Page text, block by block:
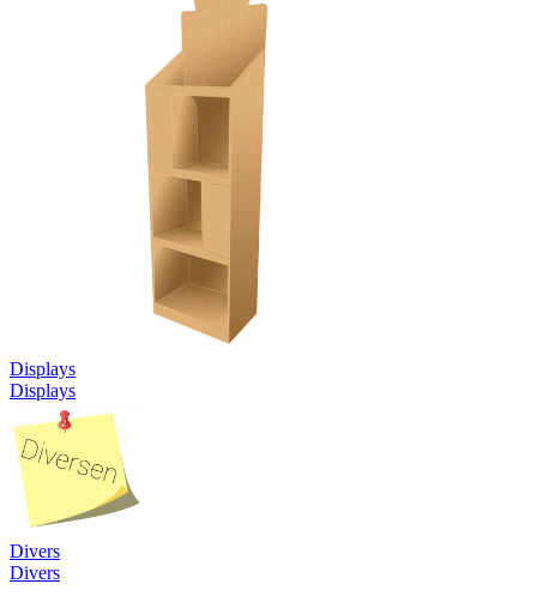
Displays
Displays
Divers
Divers